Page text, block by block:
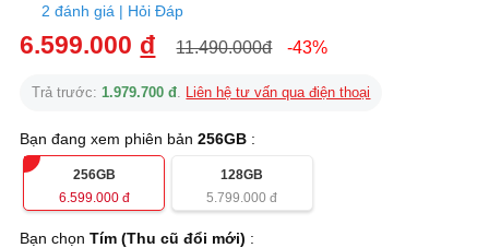
2 đánh giá | Hỏi Đáp
6.599.000 đ 11.490.000đ -43%
Trả trước:1.979.700 đ. Liên hệ tư vấn qua điện thoại
Bạn đang xem phiên bản256GB :
256GB
6.599.000đ
128GB
5.799.000 đ
Bạn chọnTím (Thu cũ đổi mới) :